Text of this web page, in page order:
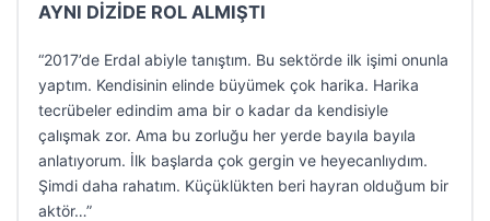
AYNI DİZİDE ROL ALMIŞTI
“2017’de Erdal abiyle tanıştım. Bu sektörde ilk işimi onunla
yaptım. Kendisinin elinde büyümek çok harika. Harika
tecrübeler edindim ama bir o kadar da kendisiyle
çalışmak zor. Ama bu zorluğu her yerde bayıla bayıla
anlatıyorum. İlk başlarda çok gergin ve heyecanlıydım.
Şimdi daha rahatım. Küçüklükten beri hayran olduğum bir
aktör…”